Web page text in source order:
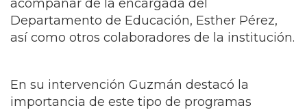
acompañar de la encargada del
Departamento de Educación, Esther Pérez,
así como otros colaboradores de la institución.
En su intervención Guzmán destacó la
importancia de este tipo de programas